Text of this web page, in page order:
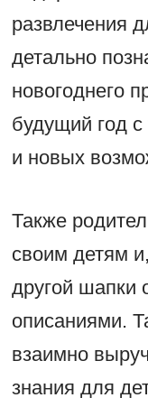
развлечения
детально
новогоднего
будущий год
и новых
Также
своим детям
другой шапки
описаниями.
взаимно
знания для